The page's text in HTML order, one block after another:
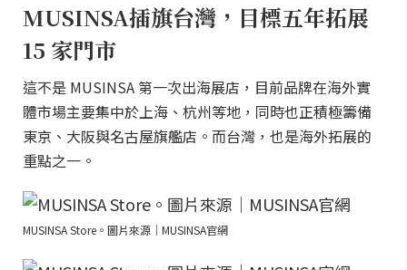
MUSINSA插旗台灣，目標五年拓展
15 家門市
這不是 MUSINSA 第一次出海展店，目前品牌在海外實
體市場主要集中於上海、杭州等地，同時也正積極籌備
東京、大阪與名古屋旗艦店。而台灣，也是海外拓展的
重點之一。
MUSINSA Store。圖片來源｜MUSINSA官網